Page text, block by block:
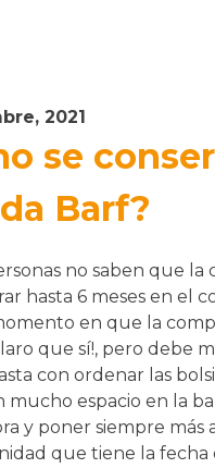
2021
se
Barf?
no saben que la
hasta 6 meses en el
en que la
que sí!, pero debe
con ordenar las
mucho espacio en la
y poner siempre más
que tiene la fecha